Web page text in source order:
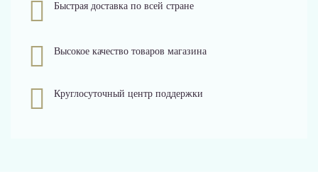
Быстрая доставка по всей стране
Высокое качество товаров магазина
Круглосуточный центр поддержки